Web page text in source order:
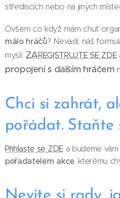
střediscích nebo na jiných
Ovšem co když mám chuť
málo hráčů? Nevadí, náš
myslí. ZAREGISTRUJTE SE ZDE
propojení s dalším hráčem
Chci si zahrát,
pořádat. Staňte
Přihlaste se ZDEa budeme vám
pořadatelem akce, kterému